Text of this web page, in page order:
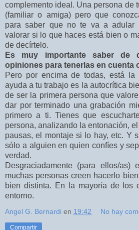
complemento ideal. Una persona de
(familiar o amiga) pero que
para saber que no te va a adular
valorar si lo que haces está bien o
de decírtelo.
Es muy importante saber de
opiniones para tenerlas en cuenta
Pero por encima de todas, está la
ayuda a tu trabajo es la autocrítica
de ser la primera persona que
dar por terminado una grabación
primero a ti. Tienes que
persona, analizando la entonación,
pausas, el montaje si lo hay, etc. Y
sólo a alguien en quien confíes y
verdad.
Desgraciadamente (para ellos/as)
muchas personas creen hacerlo
bien distinta. En la mayoría de los
entorno.
Angel G. Bernardi en 19:42 No hay
Compartir